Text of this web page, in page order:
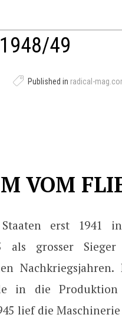
49
Published in radical-
VOM
erst 1941
als grosser
Nachkriegsjahren.
in die Produktion
lief die